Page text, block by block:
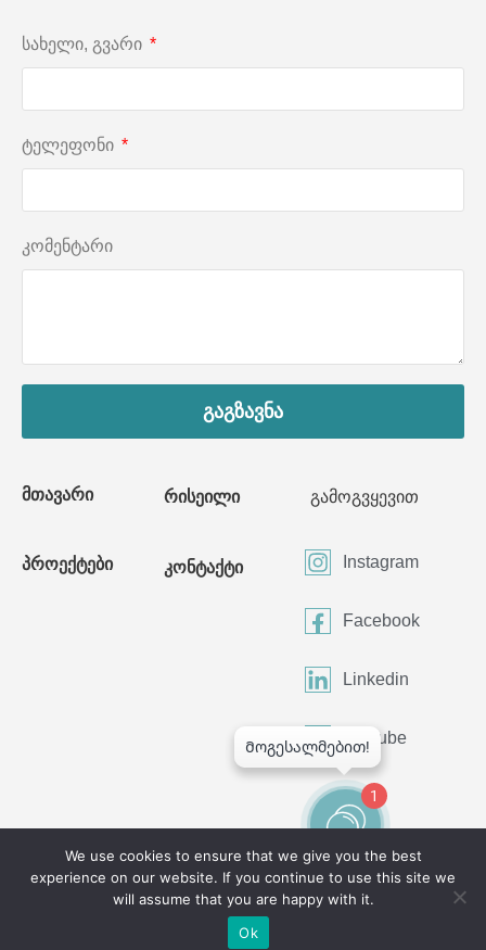
©2024 All Rights Reserved
მთავარი
პროექტები
რისეილი
კონტაქტი
გამოგვყევით
Instagram
Facebook
Linkedin
Youtube
სახელი, გვარი
ტელეფონი
კომენტარი
გაგზავნა
1
We use cookies to ensure that we give you the best
experience on our website. If you continue to use this site we
will assume that you are happy with it.
Ok